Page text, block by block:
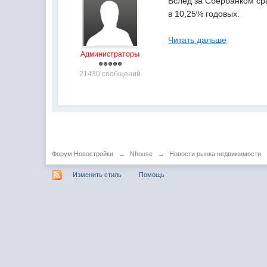
Администраторы
21430 сообщений
в 10,25% годовых.
Читать дальше
Форум Новостройки → Nhouse → Новости рынка недвижимости
Изменить стиль Помощь